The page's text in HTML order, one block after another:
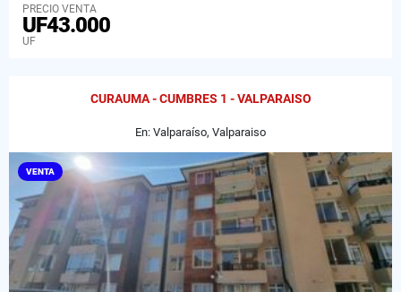
PRECIO VENTA
UF43.000
UF
CURAUMA - CUMBRES 1 - VALPARAISO
En: Valparaíso, Valparaiso
VENTA